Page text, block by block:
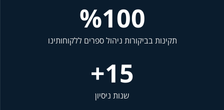
תקינות בביקורות ניהול ספרים ללקוחותינו
100
%
שנות ניסיון
15
+